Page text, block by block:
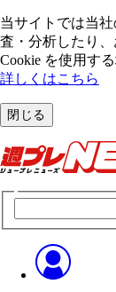
当サイトでは当
査・分析したり
Cookie を使⽤す
詳しくはこちら
閉じる